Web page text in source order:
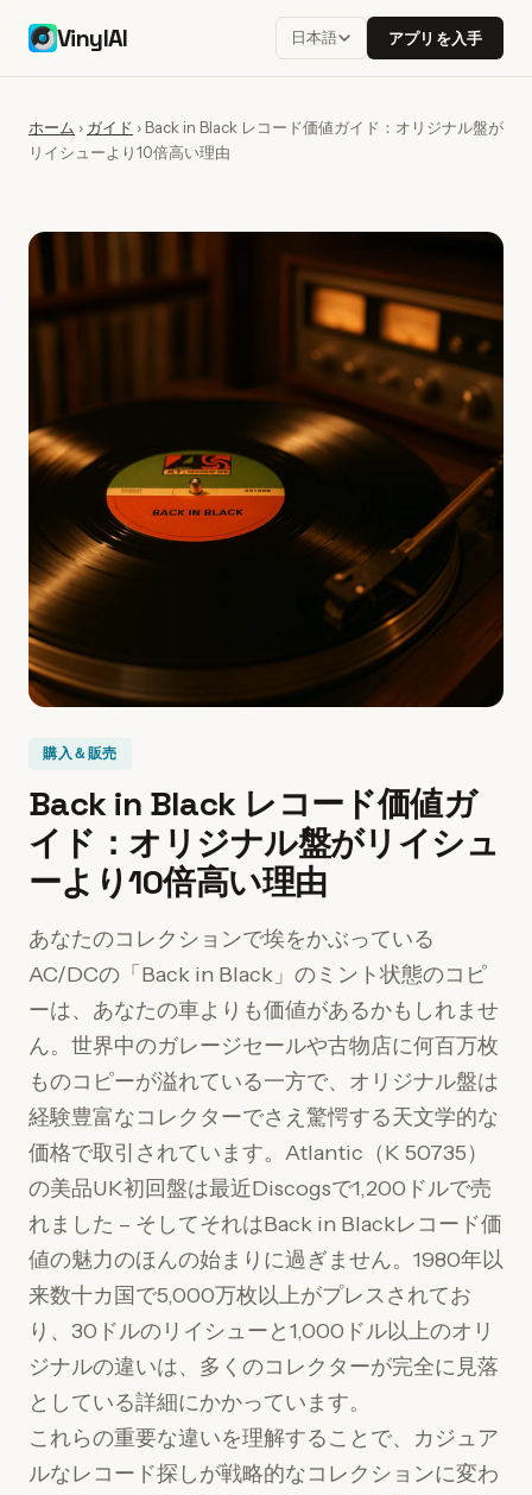
VinylAI 日本語 アプリを入手
ホーム › ガイド › Back in Black レコード価値ガイド：オリジナル盤が
リイシューより10倍高い理由
購入＆販売
Back in Black レコード価値ガ
イド：オリジナル盤がリイシュ
ーより10倍高い理由
あなたのコレクションで埃をかぶっている
AC/DCの「Back in Black」のミント状態のコピ
ーは、あなたの車よりも価値があるかもしれませ
ん。世界中のガレージセールや古物店に何百万枚
ものコピーが溢れている一方で、オリジナル盤は
経験豊富なコレクターでさえ驚愕する天文学的な
価格で取引されています。Atlantic（K 50735）
の美品UK初回盤は最近Discogsで1,200ドルで売
れました – そしてそれはBack in Blackレコード価
値の魅力のほんの始まりに過ぎません。1980年以
来数十カ国で5,000万枚以上がプレスされてお
り、30ドルのリイシューと1,000ドル以上のオリ
ジナルの違いは、多くのコレクターが完全に見落
としている詳細にかかっています。
これらの重要な違いを理解することで、カジュア
ルなレコード探しが戦略的なコレクションに変わ